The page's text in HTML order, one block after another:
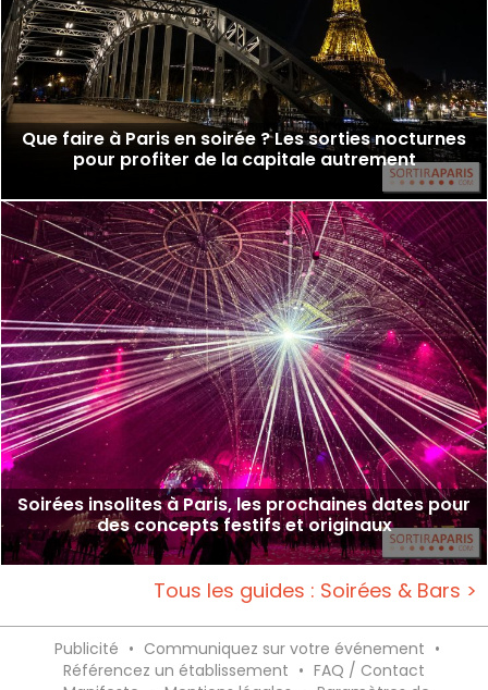
Que faire à Paris en soirée ? Les sorties nocturnes
pour profiter de la capitale autrement
Soirées insolites à Paris, les prochaines dates pour
des concepts festifs et originaux
Tous les guides : Soirées & Bars >
Publicité • Communiquez sur votre événement •
Référencez un établissement • FAQ / Contact